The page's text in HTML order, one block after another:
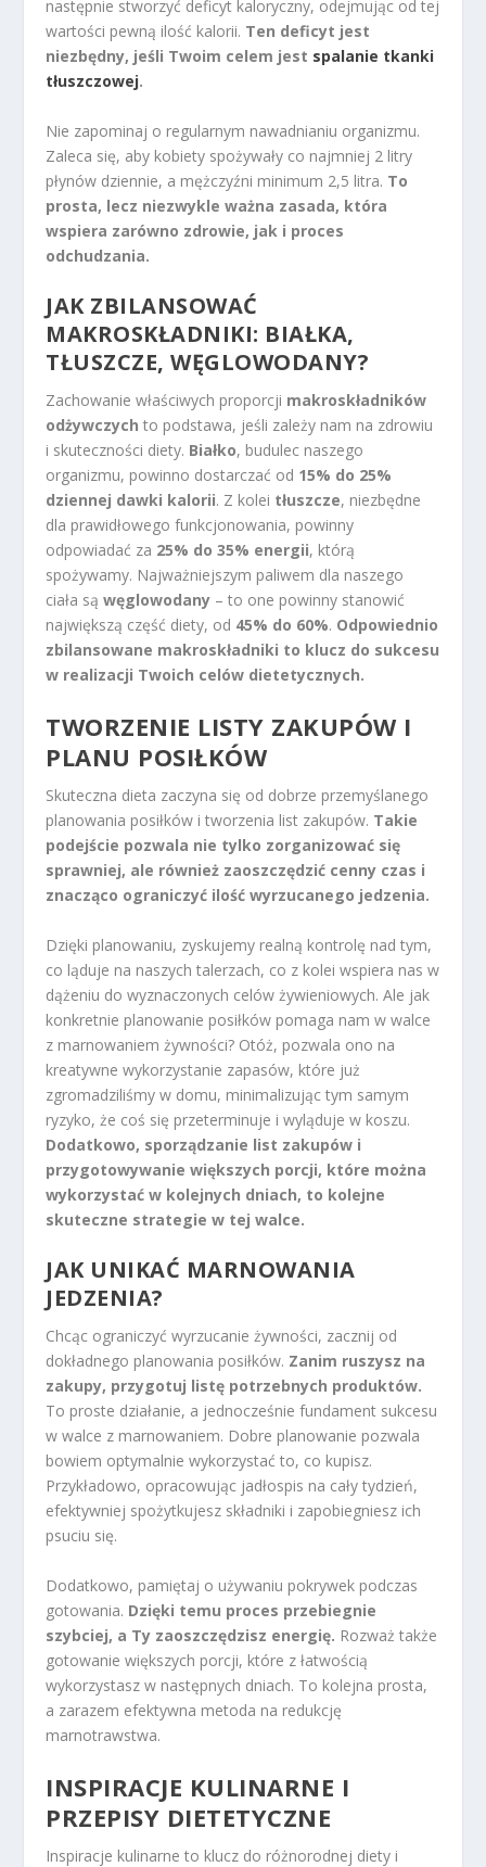
następnie stworzyć deficyt kaloryczny, odejmując od tej
wartości pewną ilość kalorii. Ten deficyt jest
niezbędny, jeśli Twoim celem jest spalanie tkanki
tłuszczowej.
Nie zapominaj o regularnym nawadnianiu organizmu.
Zaleca się, aby kobiety spożywały co najmniej 2 litry
płynów dziennie, a mężczyźni minimum 2,5 litra. To
prosta, lecz niezwykle ważna zasada, która
wspiera zarówno zdrowie, jak i proces
odchudzania.
JAK ZBILANSOWAĆ
MAKROSKŁADNIKI: BIAŁKA,
TŁUSZCZE, WĘGLOWODANY?
Zachowanie właściwych proporcji makroskładników
odżywczych to podstawa, jeśli zależy nam na zdrowiu
i skuteczności diety. Białko, budulec naszego
organizmu, powinno dostarczać od 15% do 25%
dziennej dawki kalorii. Z kolei tłuszcze, niezbędne
dla prawidłowego funkcjonowania, powinny
odpowiadać za 25% do 35% energii, którą
spożywamy. Najważniejszym paliwem dla naszego
ciała sąwęglowodany – to one powinny stanowić
największą część diety, od 45% do 60%. Odpowiednio
zbilansowane makroskładniki to klucz do sukcesu
w realizacji Twoich celów dietetycznych.
TWORZENIE LISTY ZAKUPÓW I
PLANU POSIŁKÓW
Skuteczna dieta zaczyna się od dobrze przemyślanego
planowania posiłków i tworzenia list zakupów. Takie
podejście pozwala nie tylko zorganizować się
sprawniej, ale również zaoszczędzić cenny czas i
znacząco ograniczyć ilość wyrzucanego jedzenia.
Dzięki planowaniu, zyskujemy realną kontrolę nad tym,
co ląduje na naszych talerzach, co z kolei wspiera nas w
dążeniu do wyznaczonych celów żywieniowych. Ale jak
konkretnie planowanie posiłków pomaga nam w walce
z marnowaniem żywności? Otóż, pozwala ono na
kreatywne wykorzystanie zapasów, które już
zgromadziliśmy w domu, minimalizując tym samym
ryzyko, że coś się przeterminuje i wyląduje w koszu.
Dodatkowo, sporządzanie list zakupów i
przygotowywanie większych porcji, które można
wykorzystać w kolejnych dniach, to kolejne
skuteczne strategie w tej walce.
JAK UNIKAĆ MARNOWANIA
JEDZENIA?
Chcąc ograniczyć wyrzucanie żywności, zacznij od
dokładnego planowania posiłków. Zanim ruszysz na
zakupy, przygotuj listę potrzebnych produktów.
To proste działanie, a jednocześnie fundament sukcesu
w walce z marnowaniem. Dobre planowanie pozwala
bowiem optymalnie wykorzystać to, co kupisz.
Przykładowo, opracowując jadłospis na cały tydzień,
efektywniej spożytkujesz składniki i zapobiegniesz ich
psuciu się.
Dodatkowo, pamiętaj o używaniu pokrywek podczas
gotowania. Dzięki temu proces przebiegnie
szybciej, a Ty zaoszczędzisz energię. Rozważ także
gotowanie większych porcji, które z łatwością
wykorzystasz w następnych dniach. To kolejna prosta,
a zarazem efektywna metoda na redukcję
marnotrawstwa.
INSPIRACJE KULINARNE I
PRZEPISY DIETETYCZNE
Inspiracje kulinarne to klucz do różnorodnej diety i